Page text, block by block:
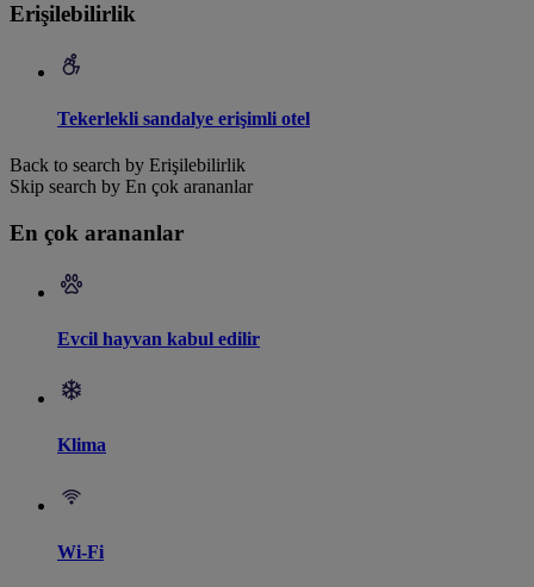
Erişilebilirlik
Tekerlekli sandalye erişimli otel
Back to search by Erişilebilirlik
Skip search by En çok arananlar
En çok arananlar
Evcil hayvan kabul edilir
Klima
Wi-Fi